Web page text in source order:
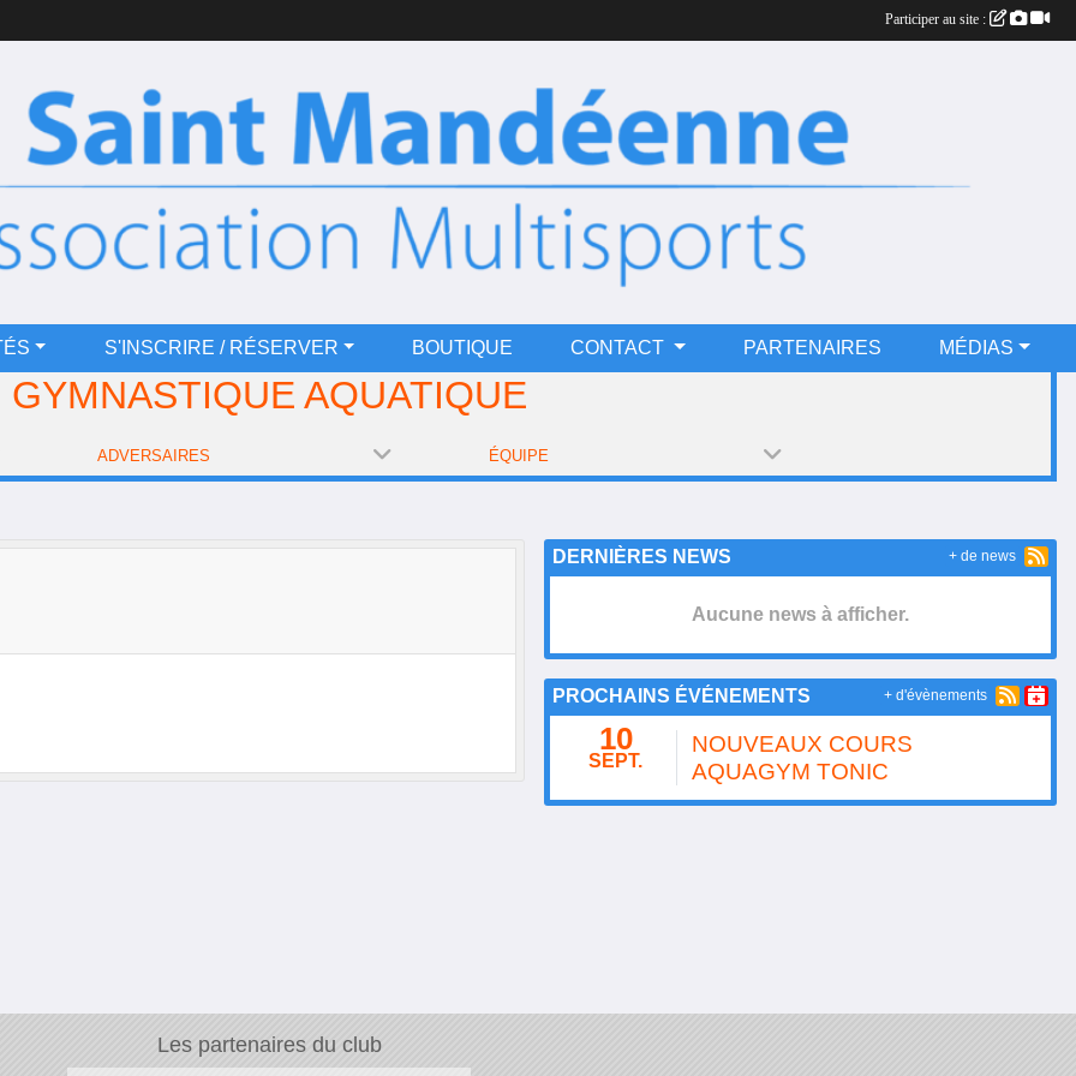
S'INSCRIRE / RÉSERVER BOUTIQUE CONTACT PARTENAIRES MÉDIAS
GYMNASTIQUE AQUATIQUE
ADVERSAIRES ÉQUIPE
DERNIÈRES NEWS
Aucune news à afficher.
+ de news
PROCHAINS ÉVÉNEMENTS
10
SEPT.
NOUVEAUX COURS
AQUAGYM TONIC
+ d'évènements
Les partenaires du club
Participer au site :